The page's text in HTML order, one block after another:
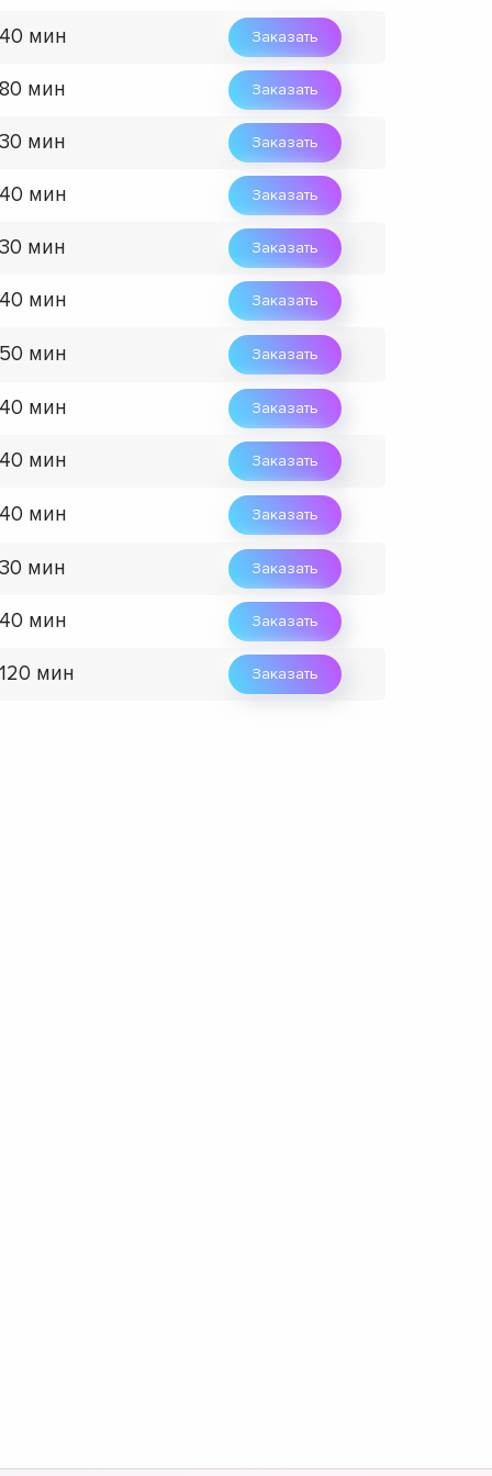
мин Заказать
мин Заказать
мин Заказать
мин Заказать
мин Заказать
мин Заказать
мин Заказать
мин Заказать
мин Заказать
мин Заказать
мин Заказать
мин Заказать
мин Заказать